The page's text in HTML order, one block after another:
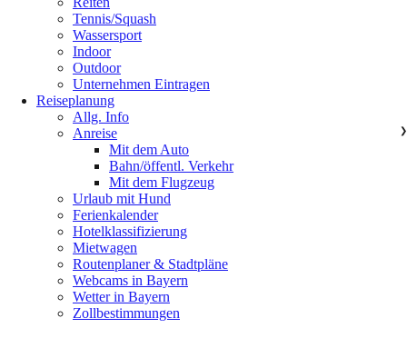
Tennis/Squash
Wassersport
Indoor
Outdoor
Unternehmen Eintragen
Reiseplanung
Allg. Info
Anreise
❯
Mit dem Auto
Bahn/öffentl. Verkehr
Mit dem Flugzeug
Urlaub mit Hund
Ferienkalender
Hotelklassifizierung
Mietwagen
Routenplaner & Stadtpläne
Webcams in Bayern
Wetter in Bayern
Zollbestimmungen